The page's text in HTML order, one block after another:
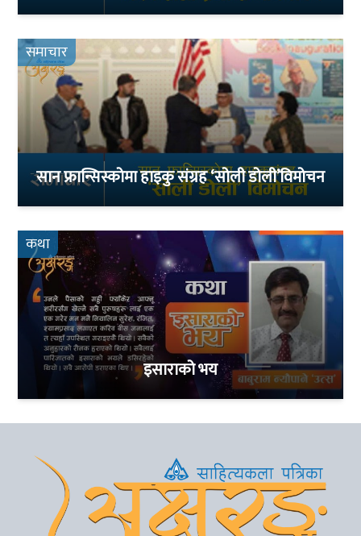
समाचार
सान फ्रान्सिस्कोमा हाइकु संग्रह ‘सोली डोली’विमोचन
कथा
इसाराको भय